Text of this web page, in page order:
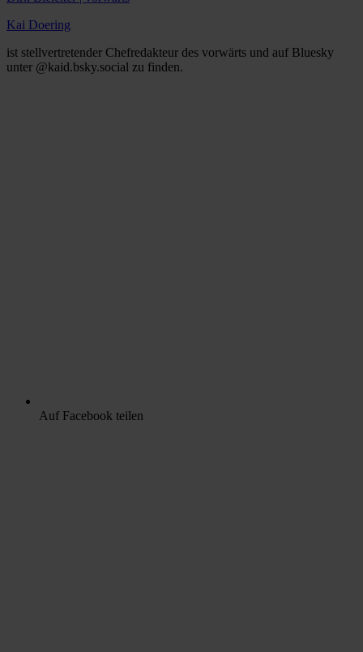
Kai Doering
ist stellvertretender Chefredakteur des vorwärts und auf Bluesky
unter @kaid.bsky.social zu finden.
Auf Facebook teilen